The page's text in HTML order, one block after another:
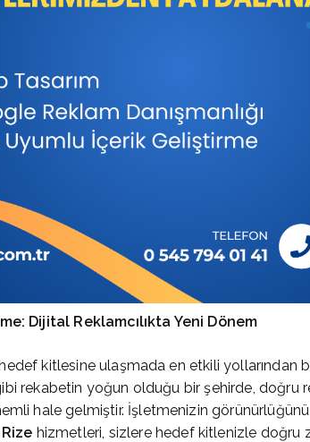
Dijital Reklamcılıkta Yeni Dönem
kitlesine ulaşmada en etkili yollarından
rekabetin yoğun olduğu bir şehirde, doğru
hale gelmiştir. İşletmenizin
hizmetleri, sizlere hedef kitlenizle